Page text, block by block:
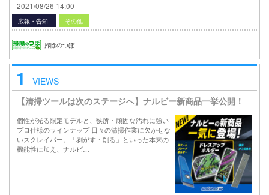
2021/08/26 14:00
広報・告知 その他
掃除のつぼ
1
VIEWS
【清掃ツールは次のステージへ】ナルビー新商品一挙公開！
個性が光る限定モデルと、狭所・頑固な汚れに強い
プロ仕様のラインナップ 日々の清掃作業に欠かせな
いスクレイパー。「剥がす・削る」といった本来の
機能性に加え、ナルビ…